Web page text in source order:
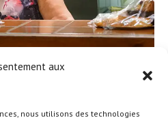
aux
nous utilisons des technologies